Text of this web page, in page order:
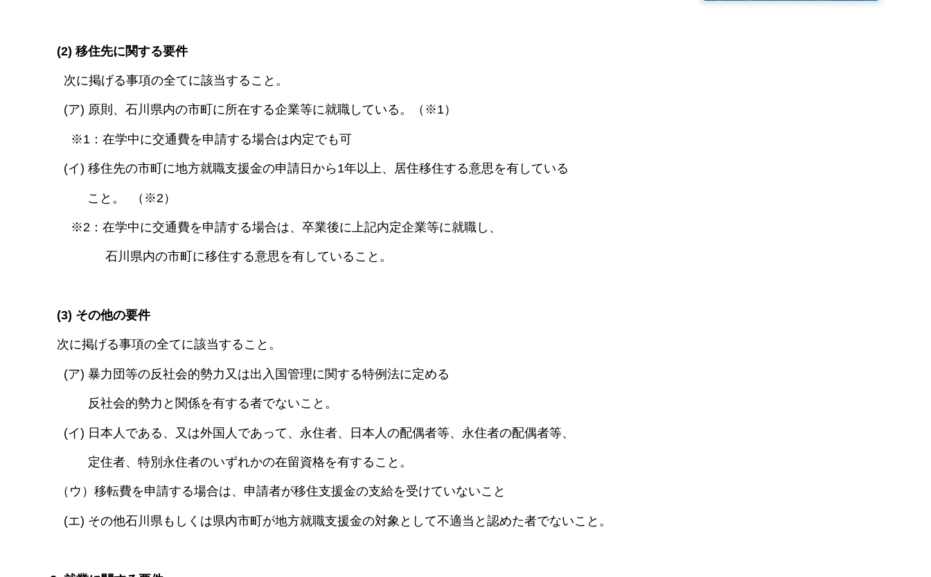
(2) 移住先に関する要件
次に掲げる事項の全てに該当すること。
(ア) 原則、石川県内の市町に所在する企業等に就職している。（※1）
※1：在学中に交通費を申請する場合は内定でも可
(イ) 移住先の市町に地方就職支援金の申請日から1年以上、居住移住する意思を有している
こと。 （※2）
※2：在学中に交通費を申請する場合は、卒業後に上記内定企業等に就職し、
石川県内の市町に移住する意思を有していること。
(3) その他の要件
次に掲げる事項の全てに該当すること。
(ア) 暴力団等の反社会的勢力又は出入国管理に関する特例法に定める
反社会的勢力と関係を有する者でないこと。
(イ) 日本人である、又は外国人であって、永住者、日本人の配偶者等、永住者の配偶者等、
定住者、特別永住者のいずれかの在留資格を有すること。
（ウ）移転費を申請する場合は、申請者が移住支援金の支給を受けていないこと
(エ) その他石川県もしくは県内市町が地方就職支援金の対象として不適当と認めた者でないこと。